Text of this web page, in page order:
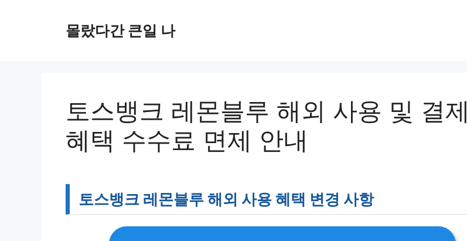
몰랐다간 큰일 나
토스뱅크 레몬블루 해외 사용 및 결제
혜택 수수료 면제 안내
토스뱅크 레몬블루 해외 사용 혜택 변경 사항